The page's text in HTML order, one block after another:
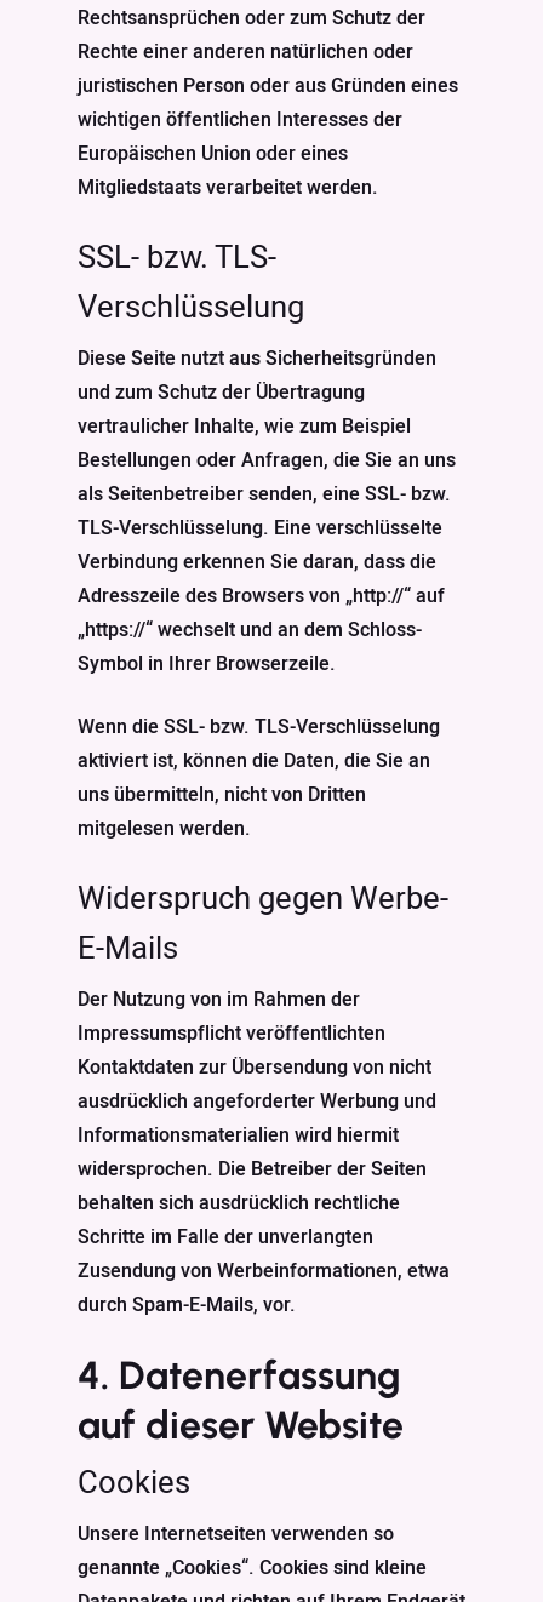
Rechtsansprüchen oder zum Schutz der
Rechte einer anderen natürlichen oder
juristischen Person oder aus Gründen eines
wichtigen öffentlichen Interesses der
Europäischen Union oder eines
Mitgliedstaats verarbeitet werden.
SSL- bzw. TLS-
Verschlüsselung
Diese Seite nutzt aus Sicherheitsgründen
und zum Schutz der Übertragung
vertraulicher Inhalte, wie zum Beispiel
Bestellungen oder Anfragen, die Sie an uns
als Seitenbetreiber senden, eine SSL- bzw.
TLS-Verschlüsselung. Eine verschlüsselte
Verbindung erkennen Sie daran, dass die
Adresszeile des Browsers von „http://“ auf
„https://“ wechselt und an dem Schloss-
Symbol in Ihrer Browserzeile.
Wenn die SSL- bzw. TLS-Verschlüsselung
aktiviert ist, können die Daten, die Sie an
uns übermitteln, nicht von Dritten
mitgelesen werden.
Widerspruch gegen Werbe-
E-Mails
Der Nutzung von im Rahmen der
Impressumspflicht veröffentlichten
Kontaktdaten zur Übersendung von nicht
ausdrücklich angeforderter Werbung und
Informationsmaterialien wird hiermit
widersprochen. Die Betreiber der Seiten
behalten sich ausdrücklich rechtliche
Schritte im Falle der unverlangten
Zusendung von Werbeinformationen, etwa
durch Spam-E-Mails, vor.
4. Datenerfassung
auf dieser Website
Cookies
Unsere Internetseiten verwenden so
genannte „Cookies“. Cookies sind kleine